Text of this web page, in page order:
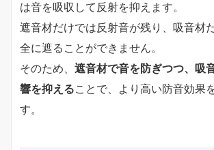
は音を吸収して反射を抑えます。
遮音材だけでは反射音が残り、吸音材
全に遮ることができません。
そのため、 遮音材で音を防ぎつつ、吸
響を抑えることで、より高い防音効果
す。